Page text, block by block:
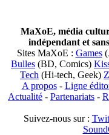
MaXoE, média
indépendant et
Sites MaXoE : Games
Bulles (BD, Comics)
Tech (Hi-tech, Geek)
A propos- Ligne
Actualité - Partenariats -
Suivez-nous sur :